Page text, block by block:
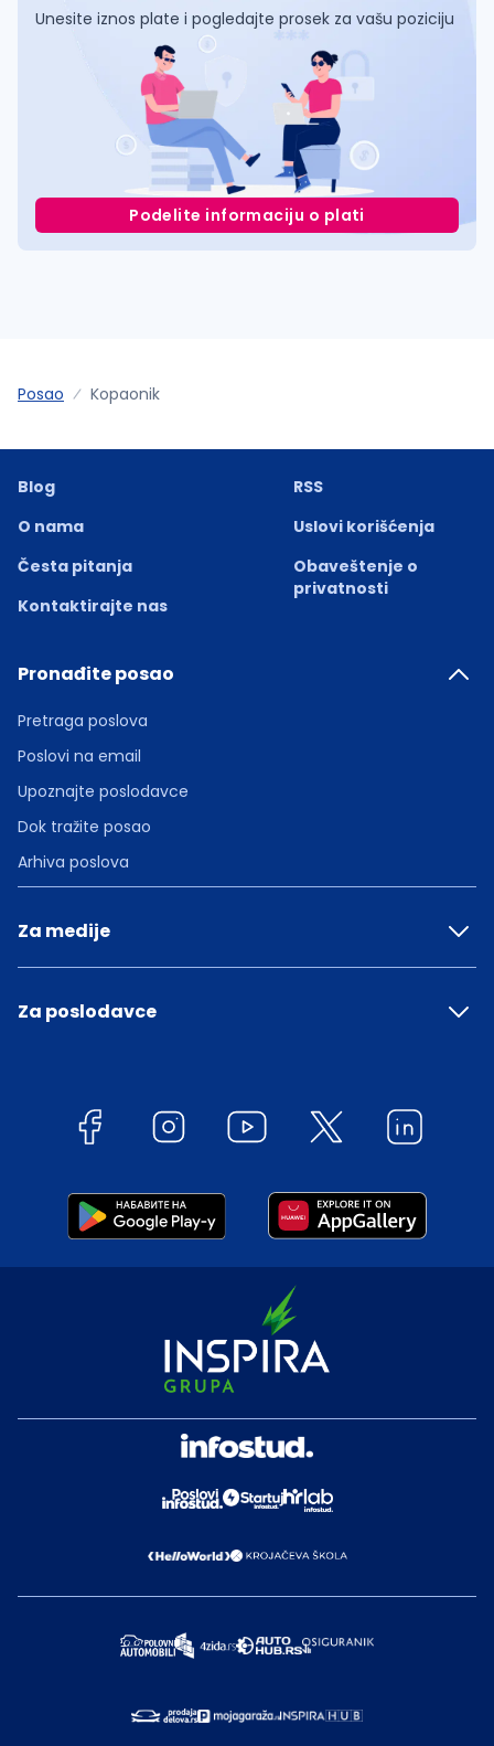
Unesite iznos plate i pogledajte prosek za vašu poziciju
Podelite informaciju o plati
Posao Kopaonik
Blog
O nama
Česta pitanja
Kontaktirajte nas
RSS
Uslovi korišćenja
Obaveštenje o
privatnosti
Pronađite posao
Pretraga poslova
Poslovi na email
Upoznajte poslodavce
Dok tražite posao
Arhiva poslova
Za medije
Za poslodavce